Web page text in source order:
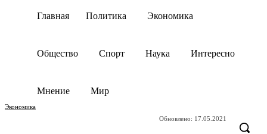
Главная Политика Экономика
Общество Спорт Наука Интересно
Мнение Мир
Экономика
Обновлено: 17.05.2021